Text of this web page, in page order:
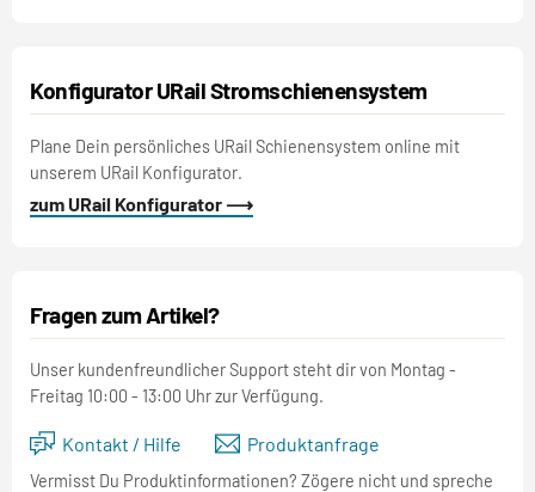
Konfigurator URail Stromschienensystem
Plane Dein persönliches URail Schienensystem online mit
unserem URail Konfigurator.
zum URail Konfigurator ⟶
Fragen zum Artikel?
Unser kundenfreundlicher Support steht dir von Montag -
Freitag 10:00 - 13:00 Uhr zur Verfügung.
Kontakt / Hilfe Produktanfrage
Vermisst Du Produktinformationen? Zögere nicht und spreche